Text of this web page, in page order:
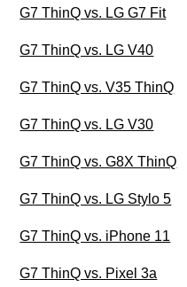
G7 ThinQ vs. LG G7 Fit
G7 ThinQ vs. LG V40
G7 ThinQ vs. V35 ThinQ
G7 ThinQ vs. LG V30
G7 ThinQ vs. G8X ThinQ
G7 ThinQ vs. LG Stylo 5
G7 ThinQ vs. iPhone 11
G7 ThinQ vs. Pixel 3a